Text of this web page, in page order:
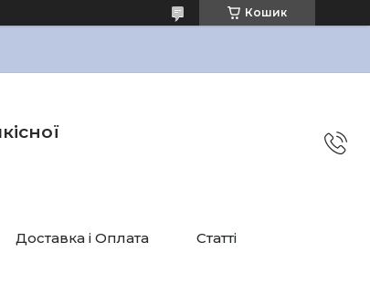
Кошик
Доставка і Оплата Статті